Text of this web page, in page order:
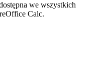
we wszystkich
Calc.